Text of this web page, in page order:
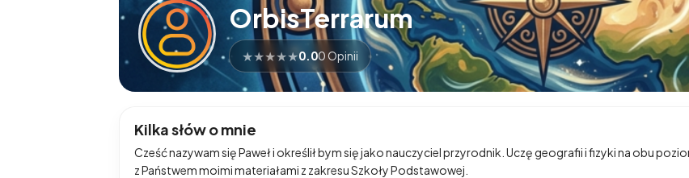
OrbisTerrarum
★★★★★0.00 Opinii
Kilka słów o mnie
Cześć nazywam się Paweł i określił bym się jako nauczyciel przyrodnik. Uczę geografii i fizyki na obu
z Państwem moimi materiałami z zakresu Szkoły Podstawowej.